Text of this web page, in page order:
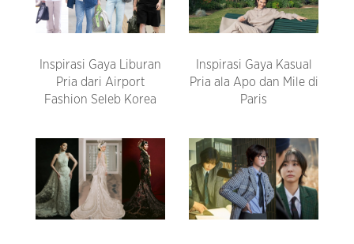
Inspirasi Gaya Liburan
Pria dari Airport
Fashion Seleb Korea
Inspirasi Gaya Kasual
Pria ala Apo dan Mile di
Paris